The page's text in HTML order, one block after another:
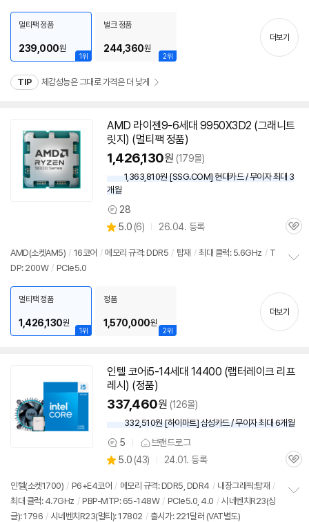
기
1위
멀티팩 정품
239,000원
2위
벌크 정품
244,360원
더보기
TIP 체감성능은 그대로 가격은 더 낮게
AMD 라이젠9-6세대 9950X3D2 (그래니트
릿지) (멀티팩 정품)
1,426,130원 (179몰)
1,363,810원 [SSG.COM] 현대카드 / 무이자 최대 3
개월
상
품
견
28
별
점
5.0 (상
리
6) 26.04. 등록
관
AMD(소켓AM5) / 16코어 / 메모리 규격: DDR5 / 탑재 / 최대 클럭: 5.6GHz / T
DP: 200W / PCIe5.0
치
기
1위
멀티팩 정품
1,426,130원
2위
정품
1,570,000원
더보기
인텔 코어i5-14세대 14400 (랩터레이크 리프
레시) (정품)
337,460원 (126몰)
332,510원 [하이마트] 삼성카드 / 무이자 최대 6개월
상
품
견
5 브랜드로그
별
점
5.0 (상
리
뷰
43) 24.01. 등록
관
인텔(소켓1700) / P6+E4코어 / 메모리 규격: DDR5, DDR4 / 내장그래픽:탑재 /
최대 클럭: 4.7GHz / PBP-MTP: 65-148W / PCIe5.0, 4.0 / 시네벤치R23(싱
글): 1796 / 시네벤치R23(멀티): 17802 / 출시가: 221달러 (VAT별도)